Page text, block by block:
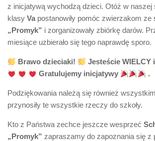
z inicjatywą wychodzą dzieci. Otóż w naszej
klasy Va postanowiły pomóc zwierzakom ze
„Promyk” i zorganizowały zbiórkę darów.
miesiące uzbierało się tego naprawdę sporo.
Brawo dzieciaki!
Jesteście WIELCY
Gratulujemy inicjatywy
.
Podziękowania należą się również
przynosiły te wszystkie rzeczy do szkoły.
Kto z Państwa zechce jeszcze wesprzeć
„Promyk” zapraszamy do zapoznania się z